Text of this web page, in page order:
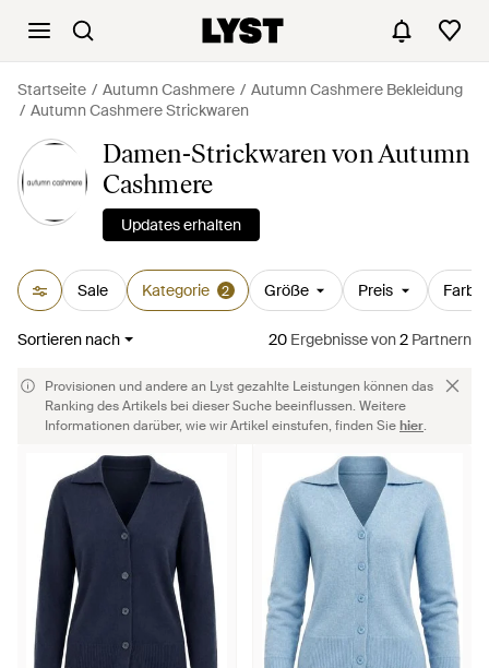
Startseite Autumn Cashmere
Autumn Cashmere Bekleidung
Autumn Cashmere Strickwaren
Damen-Strickwaren von Autumn
Cashmere
Updates erhalten
Sale Kategorie 2 Größe Preis Farbe
Sortieren nach 20 Ergebnissevon2 Partnern
Provisionen und andere an Lyst gezahlte Leistungen können das
Ranking des Artikels bei dieser Suche beeinflussen. Weitere
Informationen darüber, wie wir Artikel einstufen, finden Siehier.